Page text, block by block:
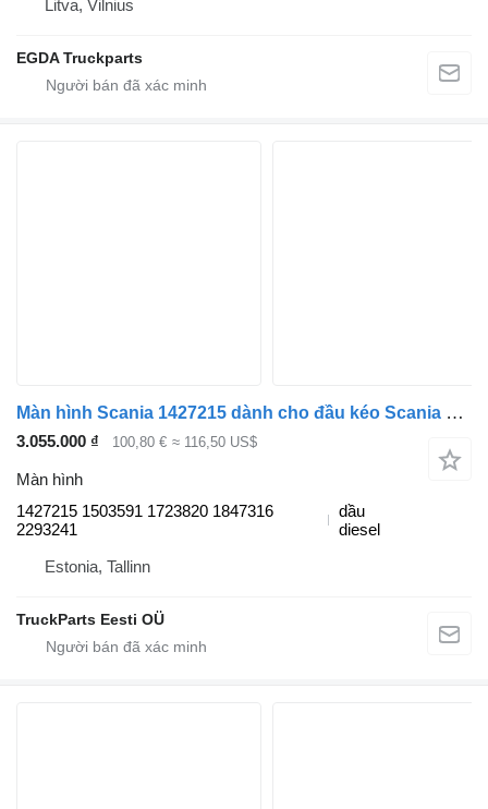
Litva, Vilnius
EGDA Truckparts
Màn hình Scania 1427215 dành cho đầu kéo Scania P,G,R,T-series (2004-2017)
3.055.000 ₫ 100,80 € ≈ 116,50 US$
Màn hình
1427215 1503591 1723820 1847316
2293241
dầu
diesel
Estonia, Tallinn
TruckParts Eesti OÜ